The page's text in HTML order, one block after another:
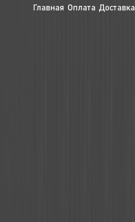
Главная Оплата Доставка